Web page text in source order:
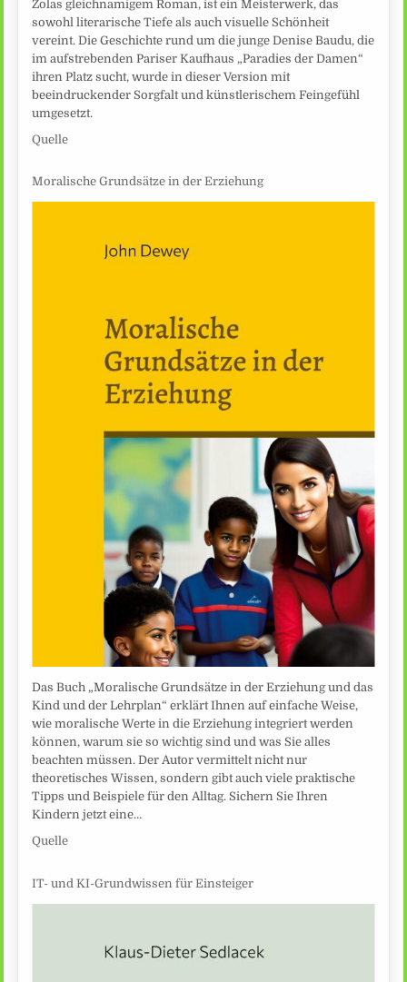
Zolas gleichnamigem Roman, ist ein Meisterwerk, das
sowohl literarische Tiefe als auch visuelle Schönheit
vereint. Die Geschichte rund um die junge Denise Baudu, die
im aufstrebenden Pariser Kaufhaus „Paradies der Damen“
ihren Platz sucht, wurde in dieser Version mit
beeindruckender Sorgfalt und künstlerischem Feingefühl
umgesetzt.
Quelle
Moralische Grundsätze in der Erziehung
Das Buch „Moralische Grundsätze in der Erziehung und das
Kind und der Lehrplan“ erklärt Ihnen auf einfache Weise,
wie moralische Werte in die Erziehung integriert werden
können, warum sie so wichtig sind und was Sie alles
beachten müssen. Der Autor vermittelt nicht nur
theoretisches Wissen, sondern gibt auch viele praktische
Tipps und Beispiele für den Alltag. Sichern Sie Ihren
Kindern jetzt eine…
Quelle
IT- und KI-Grundwissen für Einsteiger